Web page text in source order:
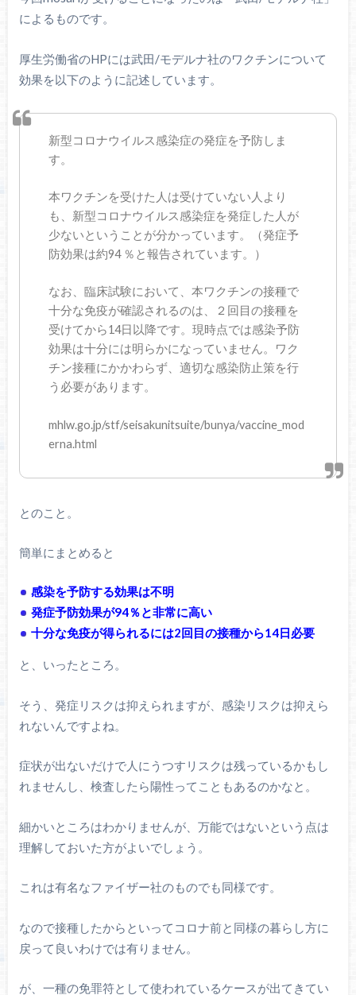
によるものです。
厚生労働省のHPには武田/モデルナ社のワクチンについて
効果を以下のように記述しています。
新型コロナウイルス感染症の発症を予防しま
す。
本ワクチンを受けた人は受けていない人より
も、新型コロナウイルス感染症を発症した人が
少ないということが分かっています。（発症予
防効果は約94 ％と報告されています。）
なお、臨床試験において、本ワクチンの接種で
十分な免疫が確認されるのは、２回目の接種を
受けてから14日以降です。現時点では感染予防
効果は十分には明らかになっていません。ワク
チン接種にかかわらず、適切な感染防止策を行
う必要があります。
mhlw.go.jp/stf/seisakunitsuite/bunya/vaccine_mod
erna.html
とのこと。
簡単にまとめると
感染を予防する効果は不明
発症予防効果が94％と非常に高い
十分な免疫が得られるには2回目の接種から14日必要
と、いったところ。
そう、発症リスクは抑えられますが、感染リスクは抑えら
れないんですよね。
症状が出ないだけで人にうつすリスクは残っているかもし
れませんし、検査したら陽性ってこともあるのかなと。
細かいところはわかりませんが、万能ではないという点は
理解しておいた方がよいでしょう。
これは有名なファイザー社のものでも同様です。
なので接種したからといってコロナ前と同様の暮らし方に
戻って良いわけでは有りません。
が、一種の免罪符として使われているケースが出てきてい